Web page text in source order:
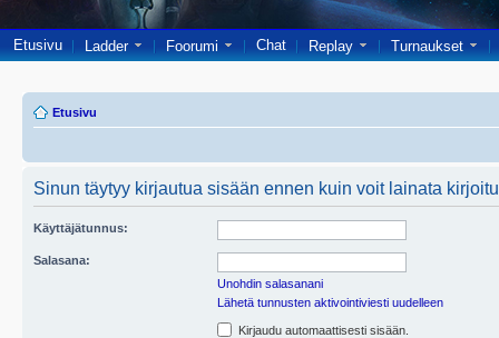
Etusivu Ladder Foorumi Chat Replay Turnaukset
Etusivu
Sinun täytyy kirjautua sisään ennen kuin voit lainata
Käyttäjätunnus:
Salasana:
Unohdin salasanani
Lähetä tunnusten aktivointiviesti uudelleen
Kirjaudu automaattisesti sisään.